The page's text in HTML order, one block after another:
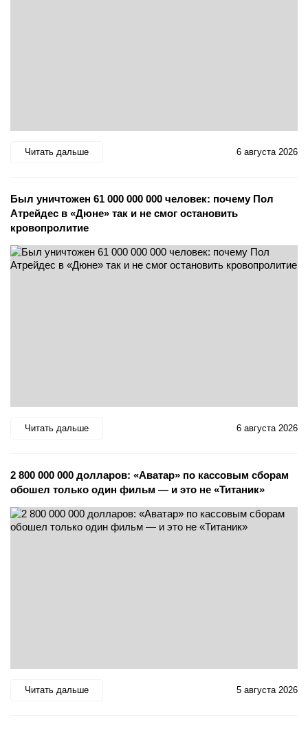
Читать дальше 6 августа 2026
Был уничтожен 61 000 000 000 человек: почему Пол
Атрейдес в «Дюне» так и не смог остановить
кровопролитие
Читать дальше 6 августа 2026
2 800 000 000 долларов: «Аватар» по кассовым сборам
обошел только один фильм — и это не «Титаник»
Читать дальше 5 августа 2026